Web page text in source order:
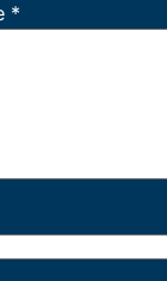
*